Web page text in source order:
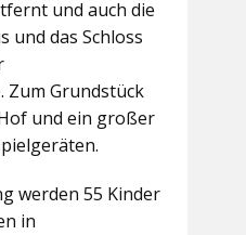
und auch die
und das Schloss
Zum Grundstück
und ein großer
werden 55 Kinder
in